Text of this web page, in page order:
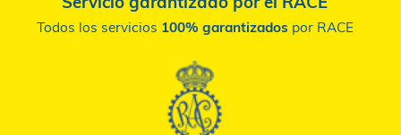
apoyándote, resolviendo tus dudas y
calidad